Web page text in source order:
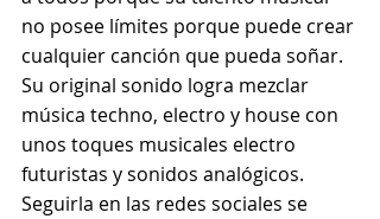
no posee límites porque puede crear
cualquier canción que pueda soñar.
Su original sonido logra mezclar
música techno, electro y house con
unos toques musicales electro
futuristas y sonidos analógicos.
Seguirla en las redes sociales se